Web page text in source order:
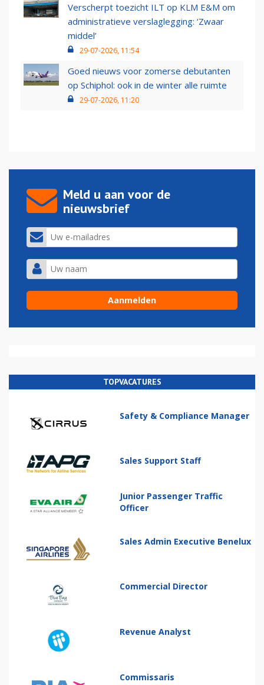
Verscherpt toezicht ILT op KLM E&M om
administratieve verslaglegging: ‘Zwaar
middel’
29-07-2026, 11:54
Goed nieuws voor zomerse debutanten
op Schiphol: ook in de winter alle ruimte
29-07-2026, 11:20
Meld u aan voor de
nieuwsbrief
TOPVACATURES
Safety & Compliance Manager
Sales Support Staff
Junior Passenger Traffic
Officer
Sales Admin Executive Benelux
Commercial Director
Revenue Analyst
Commissaris